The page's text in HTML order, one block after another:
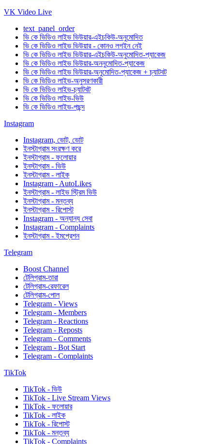
VK Video Live
text_panel_order
ভি কে ভিডিও লাইভ ভিউয়ার-এইচকিউ-অনুমোদিত
ভি কে ভিডিও লাইভ ভিউয়ার - কোনও লগইন নেই
ভি কে ভিডিও লাইভ ভিউয়ার-এইচকিউ-অনুমোদিত-প্যাকেজ
ভি কে ভিডিও লাইভ ভিউয়ার-অননুমোদিত-প্যাকেজ
ভি কে ভিডিও লাইভ ভিউয়ার-অনুমোদিত-প্যাকেজ + চ্যাটবট
ভি কে ভিডিও লাইভ-অনুসরণকারী
ভি কে ভিডিও লাইভ-চ্যাটবট
ভি কে ভিডিও লাইভ-ভিউ
ভি কে ভিডিও লাইভ-পছন্দ
Instagram
Instagram, ভোট, ভোট
ইনস্টাগ্রাম সংরক্ষণ করে
ইনস্টাগ্রাম - ফলোয়ার
ইনস্টাগ্রাম - ভিউ
ইনস্টাগ্রাম - লাইক
Instagram - AutoLikes
ইনস্টাগ্রাম - লাইভ স্ট্রিম ভিউ
ইনস্টাগ্রাম - মন্তব্য
ইনস্টাগ্রাম - রিপোস্ট
Instagram - অন্যান্য সেবা
Instagram - Complaints
ইনস্টাগ্রাম - ইমপ্রেশন
Telegram
Boost Channel
টেলিগ্রাম-তারা
টেলিগ্রাম-রেফারেল
টেলিগ্রাম-পোল
Telegram - Views
Telegram - Members
Telegram - Reactions
Telegram - Reposts
Telegram - Comments
Telegram - Bot Start
Telegram - Complaints
TikTok
TikTok - ভিউ
TikTok - Live Stream Views
TikTok - ফলোয়ার
TikTok - লাইক
TikTok - রিপোস্ট
TikTok - মন্তব্য
TikTok - Complaints